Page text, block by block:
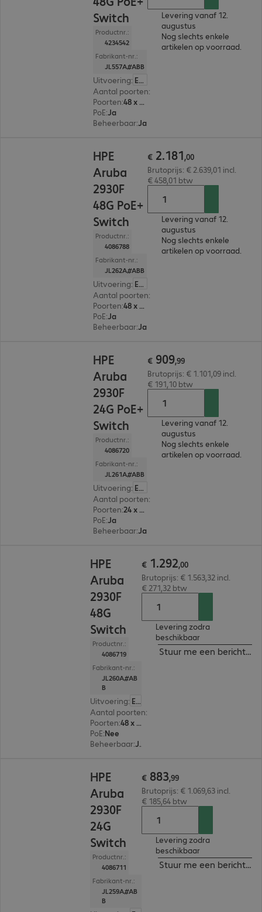
Switch
Productnr.:
4234542
Fabrikant-nr.:
JL557A#ABB
Uitvoering: Europa
Aantal poorten:
Poorten:
48 x 10/100/1000 RJ45
PoE:Ja
Beheerbaar:Ja
Levering vanaf 12.
augustus
Nog slechts enkele
artikelen op voorraad.
HPE
Aruba
2930F
48G PoE+
Switch
Productnr.:
4086788
Fabrikant-nr.:
JL262A#ABB
Uitvoering: Europa
Aantal poorten:
Poorten:
48 x 10/100/1000 RJ45
PoE:Ja
Beheerbaar:Ja
€ 2.181,00
Brutoprijs: € 2.639,01 incl.
€ 458,01 btw
Levering vanaf 12.
augustus
Nog slechts enkele
artikelen op voorraad.
HPE
Aruba
2930F
24G PoE+
Switch
Productnr.:
4086720
Fabrikant-nr.:
JL261A#ABB
Uitvoering: Europa
Aantal poorten:
Poorten:
24 x 10/100/1000 RJ45
PoE:Ja
Beheerbaar:Ja
€ 909,99
Brutoprijs: € 1.101,09 incl.
€ 191,10 btw
Levering vanaf 12.
augustus
Nog slechts enkele
artikelen op voorraad.
HPE
Aruba
2930F
48G
Switch
Productnr.:
4086719
Fabrikant-nr.:
JL260A#AB
B
Uitvoering: Europa
Aantal poorten:
Poorten:
48 x 10/100/1000 RJ45
PoE:Nee
Beheerbaar: Ja
€ 1.292,00
Brutoprijs: € 1.563,32 incl.
€ 271,32 btw
Levering zodra
beschikbaar
Stuur me een bericht
HPE
Aruba
2930F
24G
Switch
Productnr.:
4086711
Fabrikant-nr.:
JL259A#AB
B
€ 883,99
Brutoprijs: € 1.069,63 incl.
€ 185,64 btw
Levering zodra
beschikbaar
Stuur me een bericht